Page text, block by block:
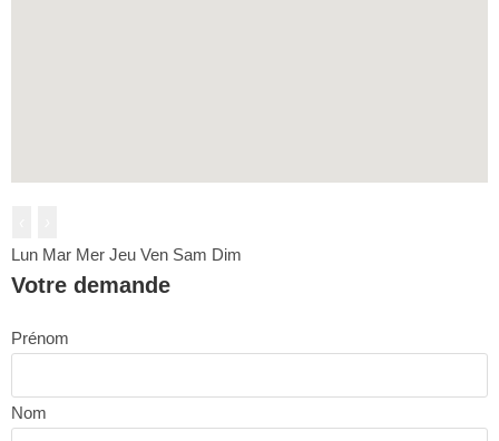
Lun Mar Mer Jeu Ven Sam Dim
Votre demande
Prénom
Nom